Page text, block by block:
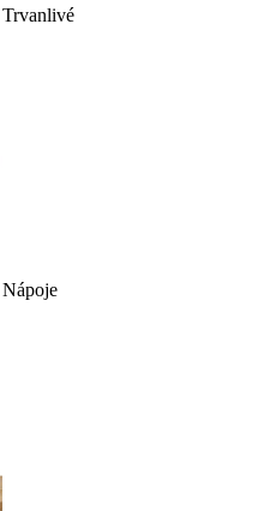
Trvanlivé
Nápoje